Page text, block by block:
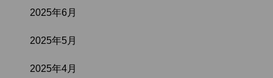
2025年6月
2025年5月
2025年4月